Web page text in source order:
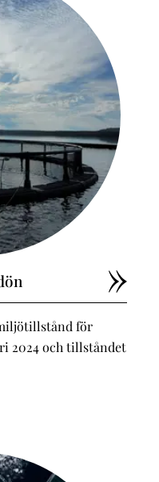
för
2024 och tillståndet